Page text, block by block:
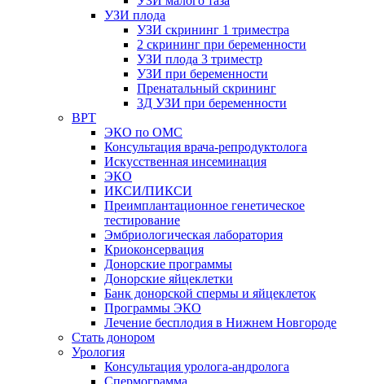
УЗИ плода
УЗИ скрининг 1 триместра
2 скрининг при беременности
УЗИ плода 3 триместр
УЗИ при беременности
Пренатальный скрининг
3Д УЗИ при беременности
ВРТ
ЭКО по ОМС
Консультация врача-репродуктолога
Искусственная инсеминация
ЭКО
ИКСИ/ПИКСИ
Преимплантационное генетическое
тестирование
Эмбриологическая лаборатория
Криоконсервация
Донорские программы
Донорские яйцеклетки
Банк донорской спермы и яйцеклеток
Программы ЭКО
Лечение бесплодия в Нижнем Новгороде
Стать донором
Урология
Консультация уролога-андролога